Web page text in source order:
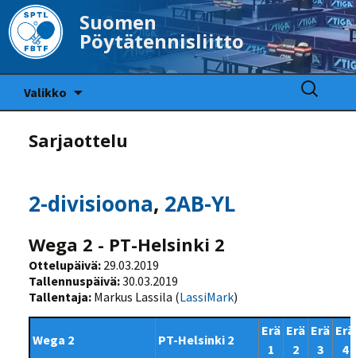
Suomen
Pöytätennisliitto
Valikko
Haku:
Sarjaottelu
2-divisioona, 2AB-YL
Wega 2 - PT-Helsinki 2
Ottelupäivä: 29.03.2019
Tallennuspäivä:30.03.2019
Tallentaja: Markus Lassila (LassiMark)
Wega 2 PT-Helsinki 2
Erä
1
Erä
2
Erä
3
Erä
4